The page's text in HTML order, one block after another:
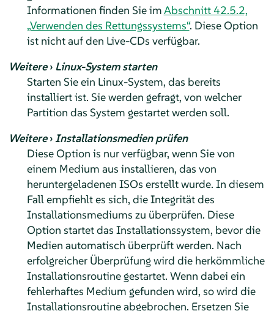
Informationen finden Sie imAbschnitt 42.5.2,
„Verwenden des Rettungssystems“. Diese Option
ist nicht auf den Live-CDs verfügbar.
Weitere› Linux-System starten
Starten Sie ein Linux-System, das bereits
installiert ist. Sie werden gefragt, von welcher
Partition das System gestartet werden soll.
Weitere›Installationsmedien prüfen
Diese Option is nur verfügbar, wenn Sie von
einem Medium aus installieren, das von
heruntergeladenen ISOs erstellt wurde. In diesem
Fall empfiehlt es sich, die Integrität des
Installationsmediums zu überprüfen. Diese
Option startet das Installationssystem, bevor die
Medien automatisch überprüft werden. Nach
erfolgreicher Überprüfung wird die herkömmliche
Installationsroutine gestartet. Wenn dabei ein
fehlerhaftes Medium gefunden wird, so wird die
Installationsroutine abgebrochen. Ersetzen Sie